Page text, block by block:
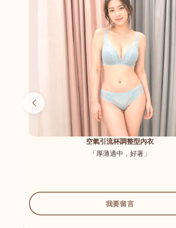
空氣引流杯調整型內衣
「厚薄適中，好著」
我要留言